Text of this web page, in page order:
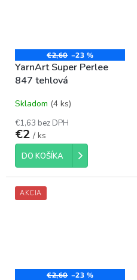
€2,60 –23 %
YarnArt Super Perlee
847 tehlová
Skladom (4 ks)
€1,63 bez DPH
€2 / ks
DO KOŠÍKA
AKCIA
€2,60 –23 %